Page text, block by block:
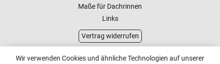
Maße für Dachrinnen
Links
Vertrag widerrufen
Kundenservice
Wir verwenden Cookies und ähnliche Technologien auf unserer